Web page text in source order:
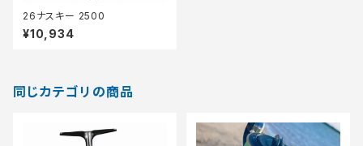
26ナスキー 2500
¥10,934
同じカテゴリの商品